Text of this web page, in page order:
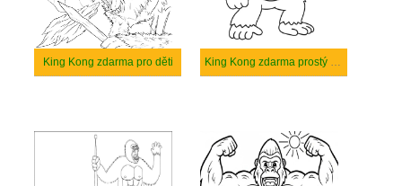
King Kong zdarma pro děti King Kong zdarma prostý tisknutelné